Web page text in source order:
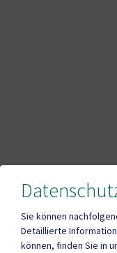
Sie können
Detaillierte
können, finden Sie in